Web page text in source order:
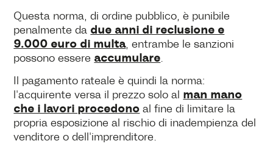
Questa norma, di ordine pubblico, è punibile
penalmente da due anni di reclusione e
9.000 euro di multa, entrambe le sanzioni
possono essere accumulare
Il pagamento rateale è quindi la norma:
l'acquirente versa il prezzo solo al man mano
che i lavori procedono al fine di limitare la
propria esposizione al rischio di inadempienza del
venditore o dell'imprenditore.